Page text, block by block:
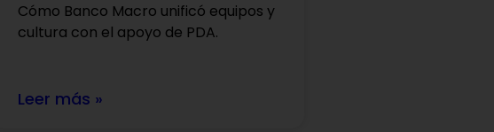
Cómo Banco Macro unificó equipos y
cultura con el apoyo de PDA.
Leer más »